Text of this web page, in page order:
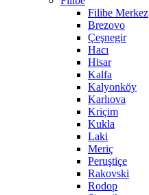
Filibe Merkez
Brezovo
Çeşnegir
Hacı
Hisar
Kalfa
Kalyonköy
Karlıova
Kriçim
Kukla
Laki
Meriç
Peruştiçe
Rakovski
Rodop